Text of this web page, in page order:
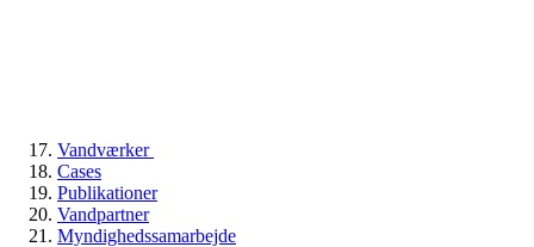
Vandværker
Cases
Publikationer
Vandpartner
Myndighedssamarbejde